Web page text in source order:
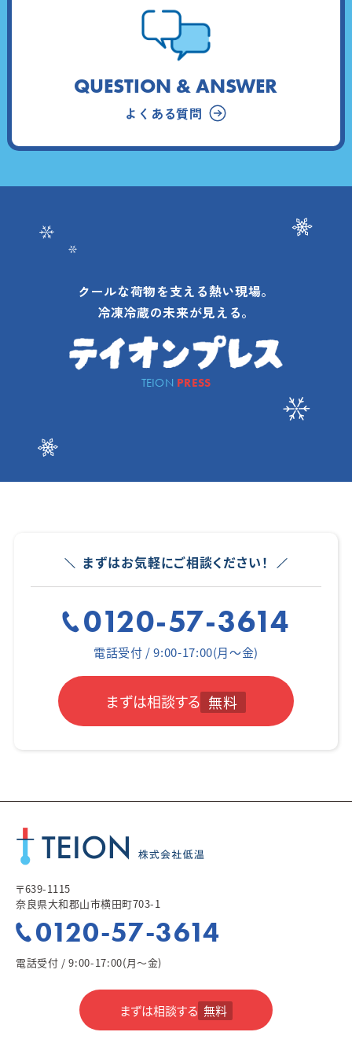
QUESTION & ANSWER
よくある質問
クールな荷物を支える熱い現場。
冷凍冷蔵の未来が見える。
TEION PRESS
まずはお気軽にご相談ください！
0120-57-3614
電話受付 / 9:00-17:00(月～金)
まずは相談する 無料
〒639-1115
奈良県大和郡山市横田町703-1
0120-57-3614
電話受付 / 9:00-17:00(月～金)
まずは相談する 無料